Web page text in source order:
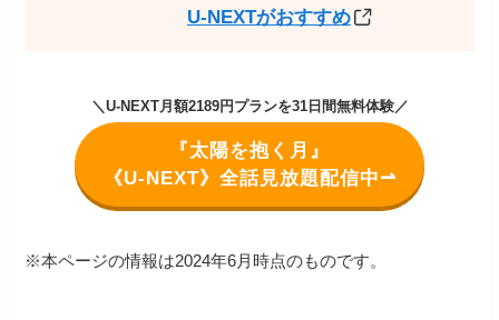
U-NEXTがおすすめ
＼U-NEXT月額2189円プランを31日間無料体験／
『太陽を抱く月』
《U-NEXT》全話見放題配信中⇀
※本ページの情報は2024年6月時点のものです。